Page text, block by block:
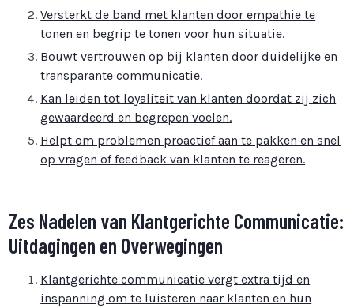
Versterkt de band met klanten door empathie te
tonen en begrip te tonen voor hun situatie.
Bouwt vertrouwen op bij klanten door duidelijke en
transparante communicatie.
Kan leiden tot loyaliteit van klanten doordat zij zich
gewaardeerd en begrepen voelen.
Helpt om problemen proactief aan te pakken en snel
op vragen of feedback van klanten te reageren.
Zes Nadelen van Klantgerichte Communicatie:
Uitdagingen en Overwegingen
Klantgerichte communicatie vergt extra tijd en
inspanning om te luisteren naar klanten en hun